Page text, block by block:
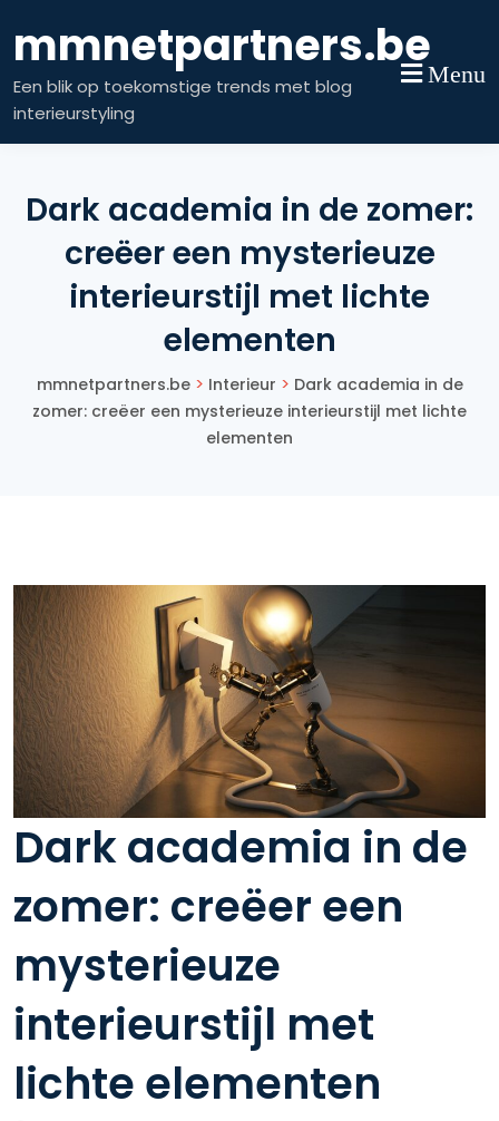
to
content
mmnetpartners.be
Een blik op toekomstige trends met blog
interieurstyling
Menu
Dark academia in de zomer:
creëer een mysterieuze
interieurstijl met lichte
elementen
mmnetpartners.be> Interieur > Dark academia in de
zomer: creëer een mysterieuze interieurstijl met lichte
elementen
Dark academia in de
zomer: creëer een
mysterieuze
interieurstijl met
lichte elementen